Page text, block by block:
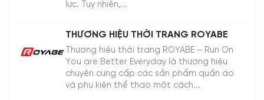
lực. Tuy nhiên,...
THƯƠNG HIỆU THỜI TRANG ROYABE
Thương hiệu thời trang ROYABE – Run On
You are Better Everyday là thương hiệu
chuyên cung cấp các sản phẩm quần áo
và phụ kiện thể thao một cách...